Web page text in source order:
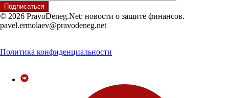
© 2026 PravoDeneg.Net: новости о защите финансов.
pavel.ermolaev@pravodeneg.net
Политика конфиденциальности